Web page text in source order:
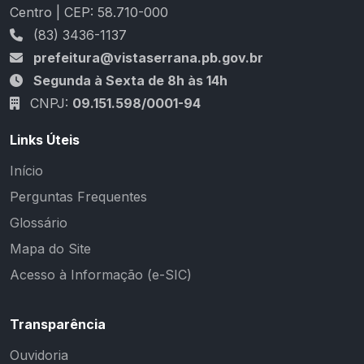
Centro | CEP: 58.710-000
(83) 3436-1137
prefeitura@vistaserrana.pb.gov.br
Segunda à Sexta de 8h às 14h
CNPJ: 09.151.598/0001-94
Links Úteis
Início
Perguntas Frequentes
Glossário
Mapa do Site
Acesso à Informação (e-SIC)
Transparência
Ouvidoria